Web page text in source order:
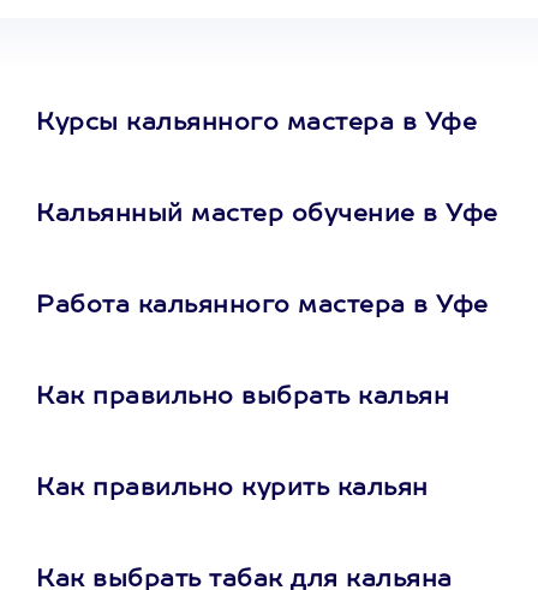
Курсы кальянного мастера в Уфе
Кальянный мастер обучение в Уфе
Работа кальянного мастера в Уфе
Как правильно выбрать кальян
Как правильно курить кальян
Как выбрать табак для кальяна